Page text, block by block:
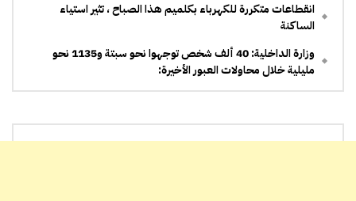
انقطاعات متكررة للكهرباء بكلميم هذا الصباح ، تثير استياء
الساكنة
وزارة الداخلية: 40 ألف شخص توجهوا نحو سبتة و1135 نحو
مليلية خلال محاولات العبور الأخيرة: